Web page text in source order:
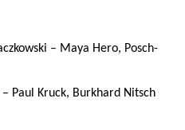
– Maya Hero, Posch-
Paul Kruck, Burkhard Nitsch